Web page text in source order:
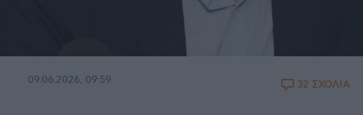
09.06.2026, 09:59 32 ΣΧΟΛΙΑ